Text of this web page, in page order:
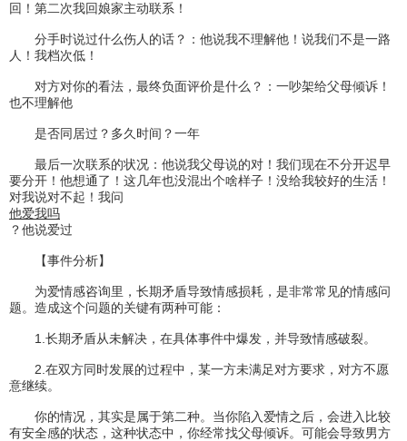
回！第二次我回娘家主动联系！
分手时说过什么伤人的话？：他说我不理解他！说我们不是一路
人！我档次低！
对方对你的看法，最终负面评价是什么？：一吵架给父母倾诉！
也不理解他
是否同居过？多久时间？一年
最后一次联系的状况：他说我父母说的对！我们现在不分开迟早
要分开！他想通了！这几年也没混出个啥样子！没给我较好的生活！
对我说对不起！我问
他爱我吗
？他说爱过
【事件分析】
为爱情感咨询里，长期矛盾导致情感损耗，是非常常见的情感问
题。造成这个问题的关键有两种可能：
1.长期矛盾从未解决，在具体事件中爆发，并导致情感破裂。
2.在双方同时发展的过程中，某一方未满足对方要求，对方不愿
意继续。
你的情况，其实是属于第二种。当你陷入爱情之后，会进入比较
有安全感的状态，这种状态中，你经常找父母倾诉。可能会导致男方